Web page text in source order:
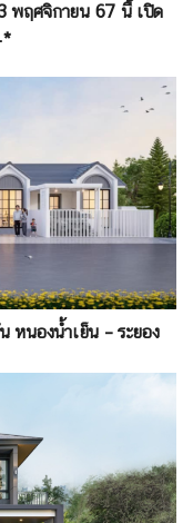
พฤศจิกายน 67 นี้ เปิด
หนองน้ำเย็น – ระยอง